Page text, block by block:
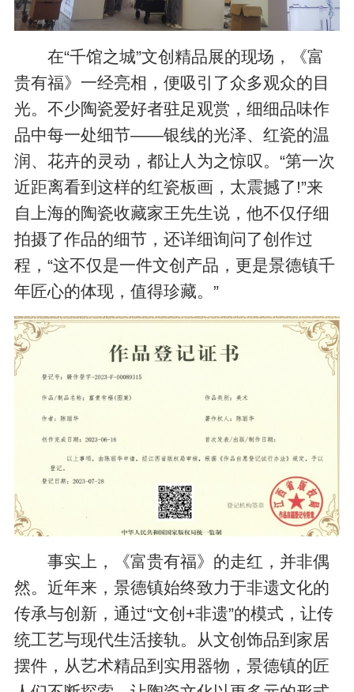
在“千馆之城”文创精品展的现场，《富
贵有福》一经亮相，便吸引了众多观众的目
光。不少陶瓷爱好者驻足观赏，细细品味作
品中每一处细节——银线的光泽、红瓷的温
润、花卉的灵动，都让人为之惊叹。“第一次
近距离看到这样的红瓷板画，太震撼了!”来
自上海的陶瓷收藏家王先生说，他不仅仔细
拍摄了作品的细节，还详细询问了创作过
程，“这不仅是一件文创产品，更是景德镇千
年匠心的体现，值得珍藏。”
事实上，《富贵有福》的走红，并非偶
然。近年来，景德镇始终致力于非遗文化的
传承与创新，通过“文创+非遗”的模式，让传
统工艺与现代生活接轨。从文创饰品到家居
摆件，从艺术精品到实用器物，景德镇的匠